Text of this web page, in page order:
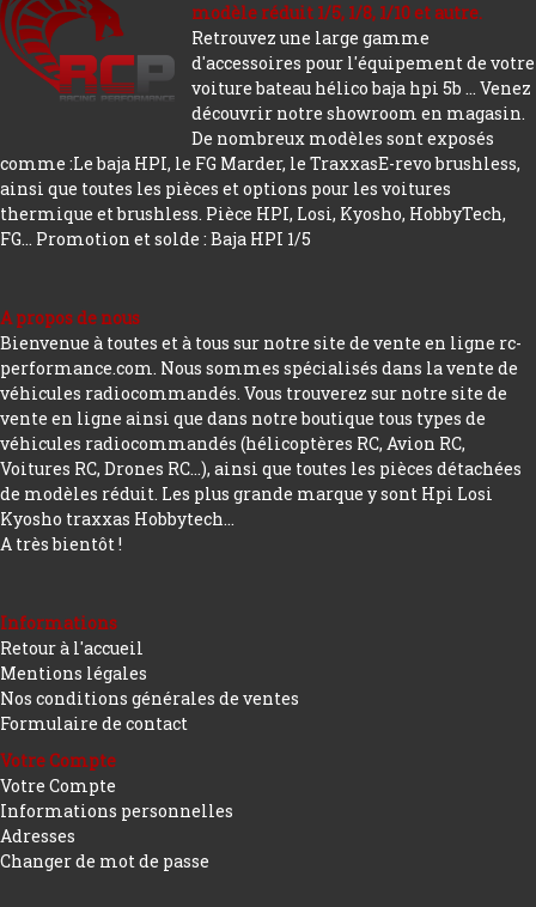
modèle réduit 1/5, 1/8, 1/10 et autre.
Retrouvez une large gamme
d'accessoires pour l'équipement de votre
voiture bateau hélico baja hpi 5b ... Venez
découvrir notre showroom en magasin.
De nombreux modèles sont exposés
comme :Le baja HPI, le FG Marder, le TraxxasE-revo brushless,
ainsi que toutes les pièces et options pour les voitures
thermique et brushless. Pièce HPI, Losi, Kyosho, HobbyTech,
FG... Promotion et solde : Baja HPI 1/5
A propos de nous
Bienvenue à toutes et à tous sur notre site de vente en ligne rc-
performance.com. Nous sommes spécialisés dans la vente de
véhicules radiocommandés. Vous trouverez sur notre site de
vente en ligne ainsi que dans notre boutique tous types de
véhicules radiocommandés (hélicoptères RC, Avion RC,
Voitures RC, Drones RC…), ainsi que toutes les pièces détachées
de modèles réduit. Les plus grande marque y sont Hpi Losi
Kyosho traxxas Hobbytech...
A très bientôt !
Informations
Retour à l'accueil
Mentions légales
Nos conditions générales de ventes
Formulaire de contact
Votre Compte
Votre Compte
Informations personnelles
Adresses
Changer de mot de passe